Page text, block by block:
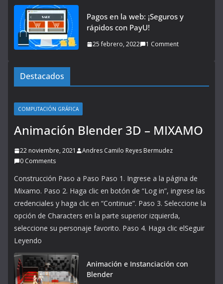
Pagos en la web: ¡Seguros y
rápidos con PayU!
25 febrero, 2022 1 Comment
Destacados
COMPUTACIÓN GRÁFICA
Animación Blender 3D – MIXAMO
22 noviembre, 2021
Andres Camilo Reyes Bermudez
0 Comments
Construcción Paso a Paso Paso 1. Ingrese a la página de
Mixamo. Paso 2. Haga clic en botón de “Log in”, ingrese las
credenciales y haga clic en “Continue”. Paso 3. Seleccione la
opción de Characters en la parte superior izquierda,
seleccione su personaje favorito. Paso 4. Haga clic elSeguir
Leyendo
Animación e Instanciación con
Blender